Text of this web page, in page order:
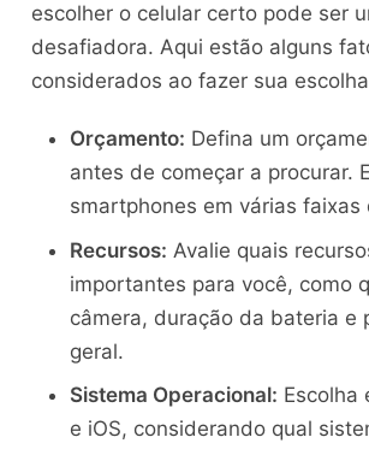
escolher o celular certo pode ser
desafiadora. Aqui estão alguns
considerados ao fazer sua
Orçamento: Defina um
antes de começar a procurar.
smartphones em várias faixas
Recursos: Avalie quais
importantes para você, como
câmera, duração da bateria e
geral.
Sistema Operacional: Escolha
e iOS, considerando qual